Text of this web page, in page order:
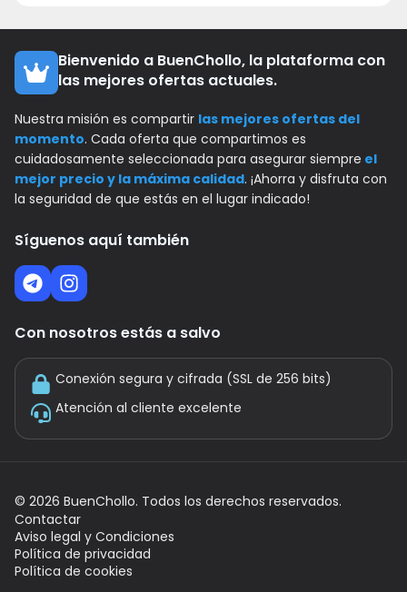
Bienvenido a BuenChollo, la plataforma con
las mejores ofertas actuales.
Nuestra misión es compartir las mejores ofertas del
momento. Cada oferta que compartimos es
cuidadosamente seleccionada para asegurar siempre el
mejor precio y la máxima calidad. ¡Ahorra y disfruta con
la seguridad de que estás en el lugar indicado!
Síguenos aquí también
Con nosotros estás a salvo
Conexión segura y cifrada (SSL de 256 bits)
Atención al cliente excelente
© 2026 BuenChollo. Todos los derechos reservados.
Contactar
Aviso legal y Condiciones
Política de privacidad
Política de cookies